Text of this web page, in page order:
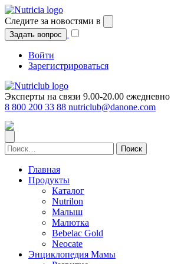
Перейти
к
содержимому
Следите за новостями в
Задать вопрос
Войти
Зарегистрироваться
Эксперты на связи 9.00-20.00 ежедневно
8 800 200 33 88 nutriclub@danone.com
Найти:
Главная
Продукты
Каталог
Nutrilon
Малыш
Малютка
Bebelac Gold
Neocate
Энциклопедия Мамы